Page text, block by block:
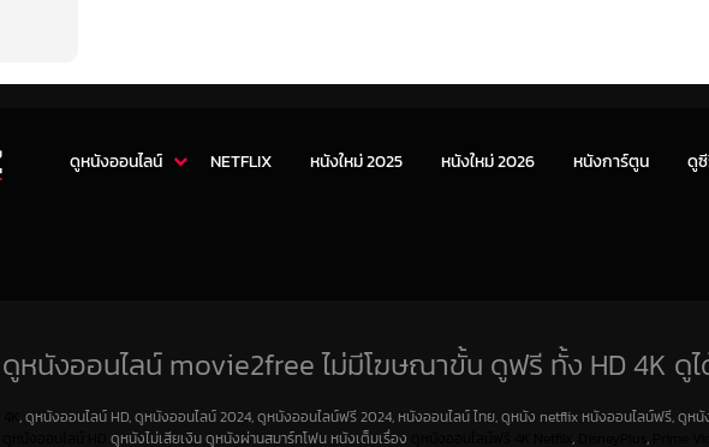
ดูหนังออนไลน์ NETFLIX หนังใหม่ 2025 หนังใหม่ 2026 หนังการ์ตูน ดู
ดูหนังออนไลน์ movie2free ไม่มีโฆษณาขั้น ดูฟรี ทั้ง HD 4K ดูไ
, ดูหนังออนไลน์ HD, ดูหนังออนไลน์ 2024, ดูหนังออนไลน์ฟรี 2024, หนังออนไลน์ ไทย, ดูหนัง netflix หนังออนไลน์ฟรี, ดูห
ดูหนังไม่เสียเงิน ดูหนังผ่านสมาร์ทโฟน หนังเต็มเรื่อง , ,